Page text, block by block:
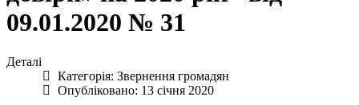
09.01.2020 № 31
Деталі
Категорія: Звернення громадян
Опубліковано: 13 січня 2020